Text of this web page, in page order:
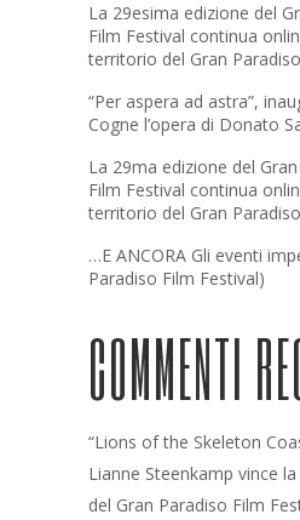
La 29esima edizione del
Film Festival continua
territorio del Gran Paradiso
“Per aspera ad astra”,
Cogne l’opera di Donato
La 29ma edizione del
Film Festival continua
territorio del Gran
…E ANCORA Gli eventi
Paradiso Film Festival)
COMMENTI
“Lions of the Skeleton
Lianne Steenkamp vince
del Gran Paradiso Film